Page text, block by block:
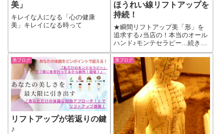
美」
キレイな人になる「心の健康
美」キレイになる時って
ほうれい線リフトアップを
持続！
★瞬間リフトアップ美「形」を
追求する♪当店の！本当のオール
ハンド♪モンテセラピー...続きを
もっと見る
美ブログ
リフトアップが若返りの鍵
♪
美ブログ